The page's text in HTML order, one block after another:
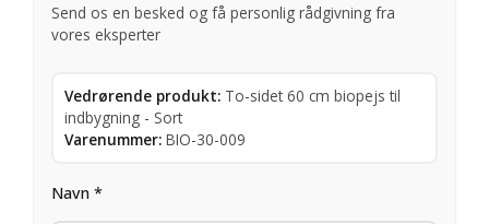
Send os en besked og få personlig rådgivning fra
vores eksperter
Vedrørende produkt: To-sidet 60 cm biopejs til
indbygning - Sort
Varenummer: BIO-30-009
Navn *